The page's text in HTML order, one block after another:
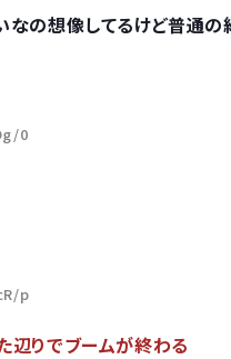
なの想像してるけど普通
0
p
辺りでブームが終わる